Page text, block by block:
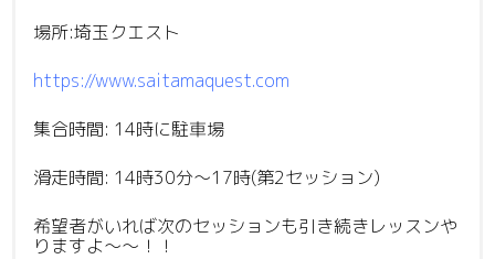
場所:埼玉クエスト
https://www.saitamaquest.com
集合時間: 14時に駐車場
滑走時間: 14時30分〜17時(第2セッション)
希望者がいれば次のセッションも引き続きレッスンや
りますよ〜〜！！